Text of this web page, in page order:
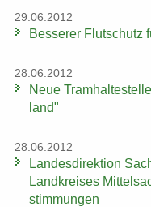
29.06.2012
Bes­se­rer Flut­schutz
28.06.2012
Neue
land"
28.06.2012
Lan­des­di­rek­ti­on
Land­krei­ses
stim­mun­gen